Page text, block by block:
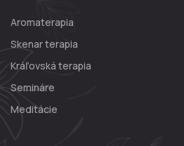
Aromaterapia
Skenar terapia
Kráľovská terapia
Semináre
Meditácie